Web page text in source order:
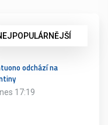
odchází na
17:19